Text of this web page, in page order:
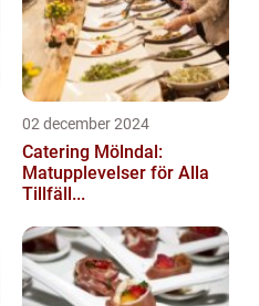
02 december 2024
Catering Mölndal:
Matupplevelser för Alla
Tillfäll...